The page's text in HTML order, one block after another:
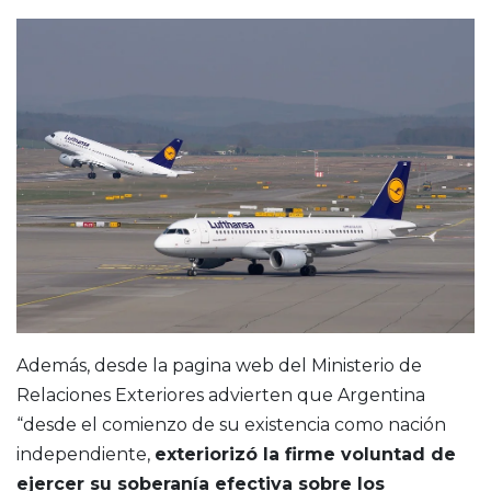
Además, desde la pagina web del Ministerio de
Relaciones Exteriores advierten que Argentina
“desde el comienzo de su existencia como nación
independiente, exteriorizó la firme voluntad de
ejercer su soberanía efectiva sobre los